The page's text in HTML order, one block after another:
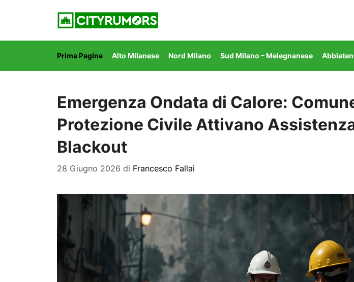
Prima Pagina Alto Milanese Nord Milano Sud Milano – Melegnanese
Emergenza Ondata di Calore:
Protezione Civile Attivano
Blackout
28 Giugno 2026 di Francesco Fallai